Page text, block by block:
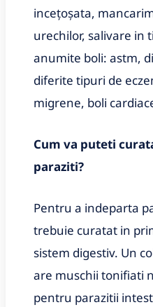
incețoșata,
urechilor, salivare in
anumite boli: astm,
diferite tipuri de
migrene, boli
Cum va puteti
paraziti?
Pentru a indeparta
trebuie curatat in
sistem digestiv. Un
are muschii tonifiati
pentru parazitii